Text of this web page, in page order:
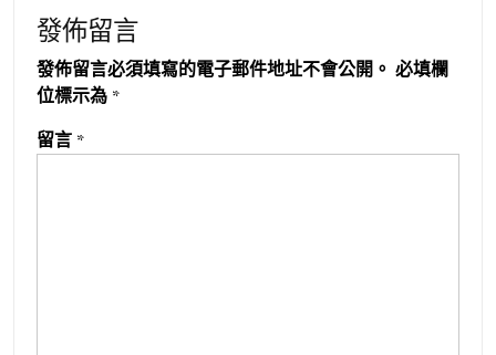
發佈留言
發佈留言必須填寫的電子郵件地址不會公開。 必填欄
位標示為 *
留言 *